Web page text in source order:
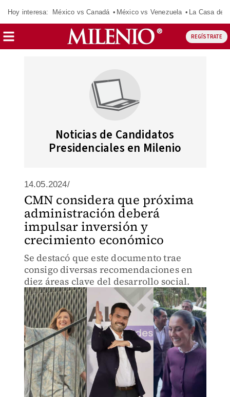
Hoy interesa: México vs Canadá México vs Venezuela La Casa de
REGÍSTRATE
Noticias de Candidatos
Presidenciales en Milenio
14.05.2024/
CMN considera que próxima
administración deberá
impulsar inversión y
crecimiento económico
Se destacó que este documento trae
consigo diversas recomendaciones en
diez áreas clave del desarrollo social.